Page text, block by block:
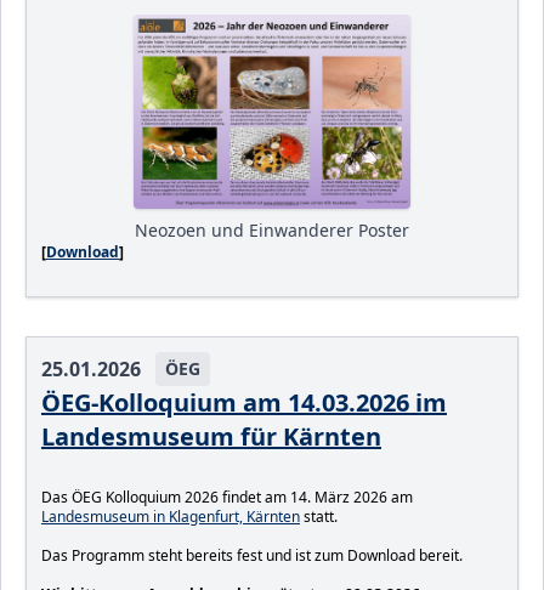
FlyerIC26.pdf 859 KB
Neozoen und Einwanderer Poster
[Download]
25.01.2026 ÖEG
ÖEG-Kolloquium am 14.03.2026 im
Landesmuseum für Kärnten
Das ÖEG Kolloquium 2026 findet am 14. März 2026 am
Landesmuseum in Klagenfurt, Kärntenstatt.
Das Programm steht bereits fest und ist zum Download bereit.